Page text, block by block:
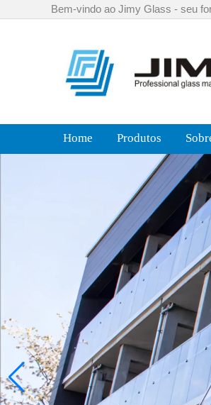
Bem-vindo ao Jimy Glass - seu
Home Produtos